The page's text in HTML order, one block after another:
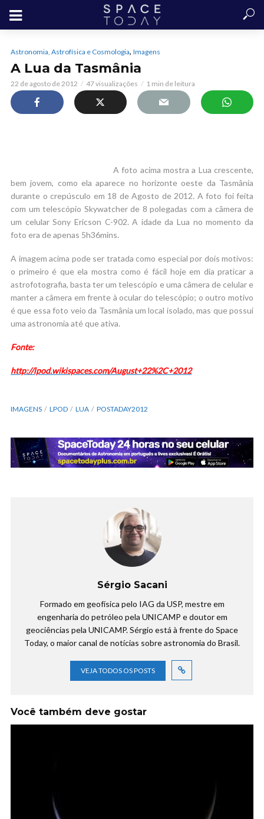
Astronomia, Astrofísica e Cosmologia, Imagens
A Lua da Tasmânia
22 de agosto de 2012 47 visualizações 1 min de leitura
A foto acima mostra a Lua crescente,
bem jovem, como ela aparece no horizonte oeste da Tasmânia
durante o crepúsculo em 18 de Agosto de 2012. A foto foi feita
com um telescópio Skywatcher de 8 polegadas com a câmera de
um celular Sony Ericson C-902. A idade da Lua no momento da
foto era de apenas 5h36mins.
A imagem acima pode ser tratada como especial por dois motivos:
o primeiro é que ela mostra como é fácil hoje em dia praticar a
astrofotografia, basta ter um telescópio e uma câmera de celular e
manter a câmera em frente à ocular do telescópio; o outro motivo
é que essa foto veio da Tasmânia um local isolado, mas que possui
uma astronomia até que ativa.
Fonte:
http://lpod.wikispaces.com/August+22%2C+2012
IMAGENS LPOD LUA POSTADAY2012
Sérgio Sacani
Formado em geofísica pelo IAG da USP, mestre em
engenharia do petróleo pela UNICAMP e doutor em
geociências pela UNICAMP. Sérgio está à frente do Space
Today, o maior canal de notícias sobre astronomia do Brasil.
VEJA TODOS OS POSTS
Você também deve gostar